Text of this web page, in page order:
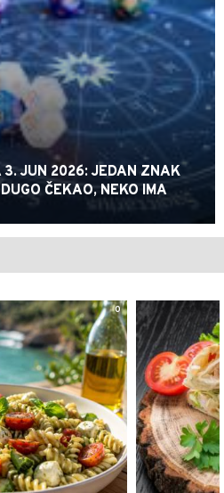
3. JUN 2026: JEDAN ZNAK
ČEKAO, NEKO IMA
0